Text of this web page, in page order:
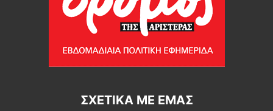
ΣΧΕΤΙΚΆ ΜΕ ΕΜΆΣ